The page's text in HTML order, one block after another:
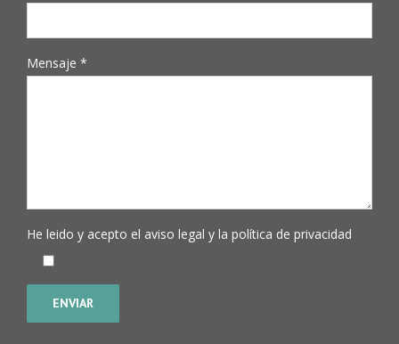
Mensaje *
He leido y acepto el aviso legal y la política de privacidad